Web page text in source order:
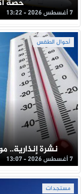
حصة أكادير
7 أغسطس 2026 - 13:22
أحوال الطقس
نشرة
7 أغسطس 2026 - 13:07
مستجدات